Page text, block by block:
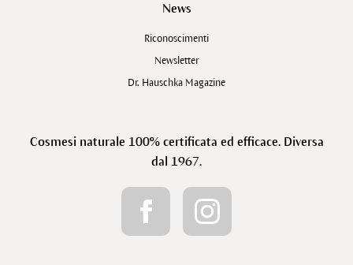
News
Riconoscimenti
Newsletter
Dr. Hauschka Magazine
Cosmesi naturale 100% certificata ed efficace. Diversa
dal 1967.